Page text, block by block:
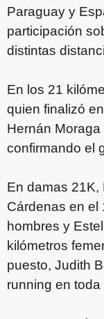
Paraguay y
participación
distintas
En los 21
quien finalizó
Hernán Moraga
confirmando el
En damas 21K,
Cárdenas en el
hombres y
kilómetros
puesto, Judith
running en toda